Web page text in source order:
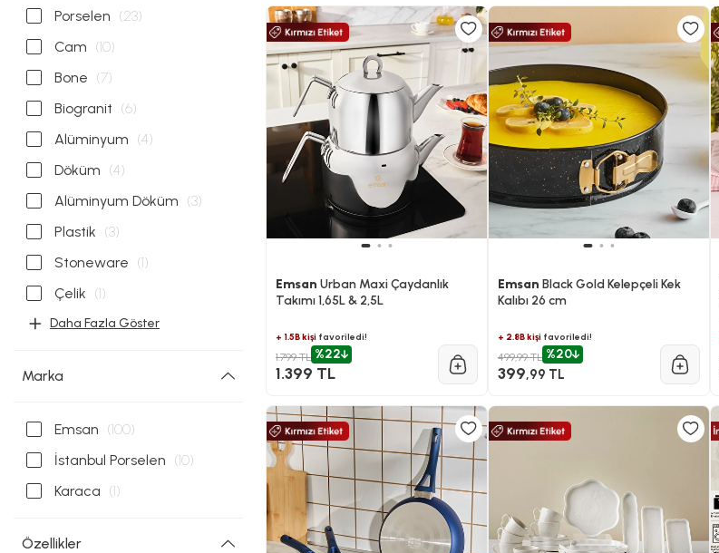
Porselen (23)
Cam (10)
Bone (7)
Biogranit (6)
Alüminyum (4)
Döküm (4)
Alüminyum Döküm (3)
Plastik (3)
Stoneware (1)
Çelik (1)
Daha Fazla Göster
Marka
Emsan (100)
İstanbul Porselen (10)
Karaca (1)
Özellikler
Emsan Urban Maxi Çaydanlık
Takımı 1,65L & 2,5L
+ 1.5B kişifavoriledi!
1.799 TL %22
1.399 TL
Emsan Black Gold Kelepçeli Kek
Kalıbı 26 cm
+ 2.8B kişifavoriledi!
499,99 TL %20
399,99 TL